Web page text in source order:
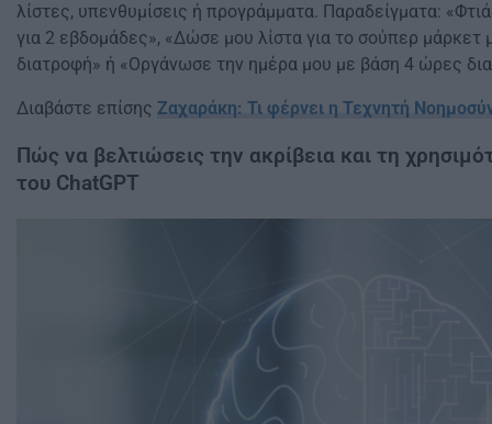
λίστες, υπενθυμίσεις ή προγράμματα. Παραδείγματα:
για 2 εβδομάδες», «Δώσε μου λίστα για το σούπερ
διατροφή» ή «Οργάνωσε την ημέρα μου με βάση 4 ώρες
Διαβάστε επίσης Ζαχαράκη: Τι φέρνει η Τεχνητή
Πώς να βελτιώσεις την ακρίβεια και τη
του ChatGPT